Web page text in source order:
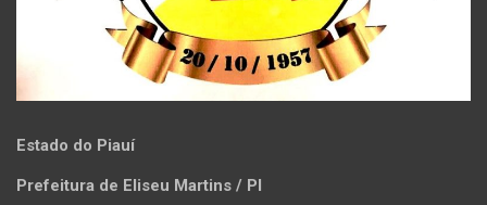
Estado do Piauí
Prefeitura de Eliseu Martins / PI